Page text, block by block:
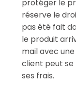
protéger le
réserve le
pas été fait
le produit
mail avec
client peut
ses frais.